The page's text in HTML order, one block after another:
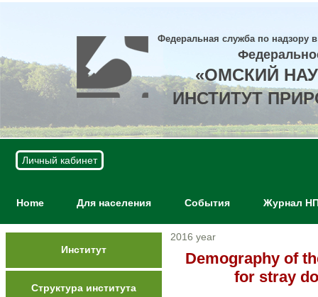
Федеральная служба по надзору
«ОМСКИЙ
ИНСТИТУТ
Личный кабинет
Home Для населения События Журнал
Институт
Структура института
2016 year
Demography of
for stray